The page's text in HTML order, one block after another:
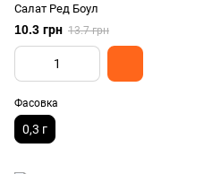
Салат Ред Боул
10.3 грн 13.7 грн
Фасовка
0,3 г